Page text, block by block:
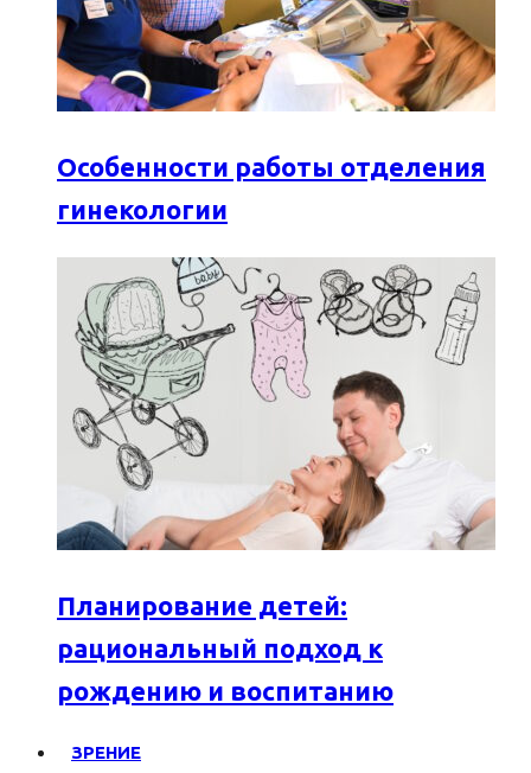
Особенности работы отделения
гинекологии
Планирование детей:
рациональный подход к
рождению и воспитанию
ЗРЕНИЕ